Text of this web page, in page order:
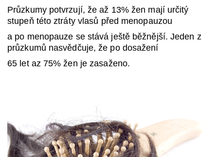
Průzkumy potvrzují, že až 13% žen mají určitý
stupeň této ztráty vlasů před menopauzou
a po menopauze se stává ještě běžnější. Jeden z
průzkumů nasvědčuje, že po dosažení
65 let az 75% žen je zasaženo.